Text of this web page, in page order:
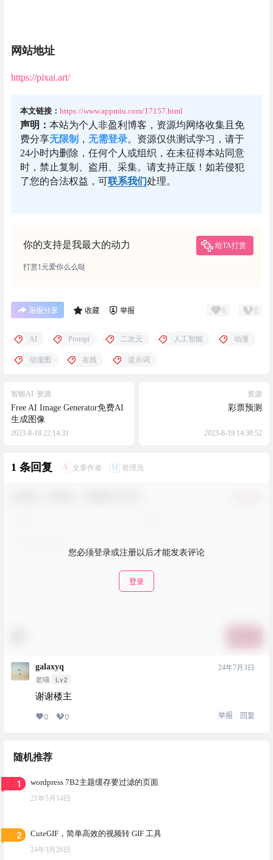
网站地址
https://pixai.art/
本文链接： https://www.appmiu.com/17157.html
声明： 本站为个人非盈利博客，资源均网络收集且免
费分享无限制 ， 无需登录。资源仅供测试学习，请于
24小时内删除，任何个人或组织，在未征得本站同意
时，禁止复制、盗用、采集。请支持正版！如若侵犯
了您的合法权益，可联系我们处理。
你的支持是我最大的动力 给TA打赏
打赏1元爱你么么哒
海报分享 收藏 举报 0 0
AI Prompt 二次元 人工智能 动漫
动漫图 在线 提示词
智能AI 资源
Free AI Image Generator免费AI
生成图像
2023-8-18 22:14:31
资源
彩票预测
2023-8-19 14:30:52
1 条回复 A 文章作者 M 管理员
您必须登录或注册以后才能发表评论
登录
galaxyq
老喵 Lv2
24年7月3日
谢谢楼主
0 0 举报 回复
随机推荐
1 wordpress 7B2主题缓存要过滤的页面
21年5月14日
2 CuteGIF，简单高效的视频转 GIF 工具
24年3月26日